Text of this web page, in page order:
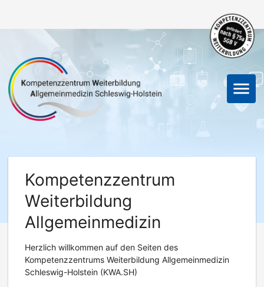
menu
Kompetenzzentrum
Weiterbildung
Allgemeinmedizin
Herzlich willkommen auf den Seiten des
Kompetenzzentrums Weiterbildung Allgemeinmedizin
Schleswig-Holstein (KWA.SH)